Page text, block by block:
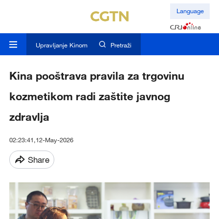
Language
Upravljanje Kinom Pretraži
Kina pooštrava pravila za trgovinu
kozmetikom radi zaštite javnog
zdravlja
02:23:41,12-May-2026
Share